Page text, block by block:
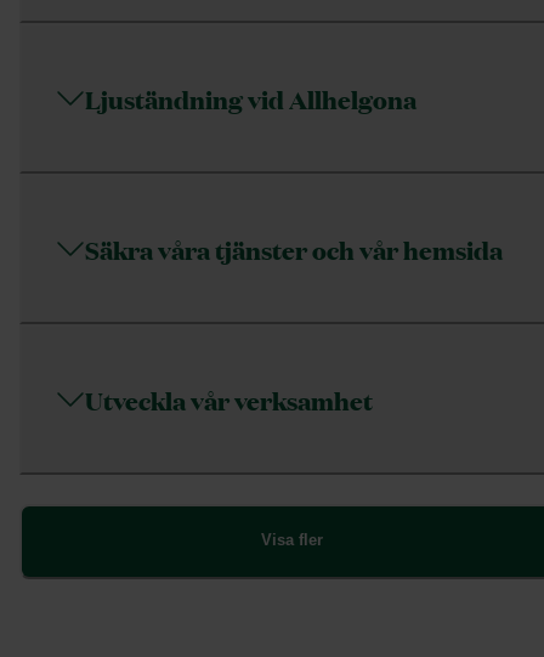
Ljuständning vid Allhelgona
Säkra våra tjänster och vår hemsida
Utveckla vår verksamhet
Visa fler